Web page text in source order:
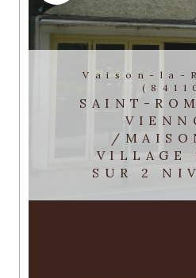
Vaison-la-Romaine
SAINT-
/
VILLAGE
SUR 2